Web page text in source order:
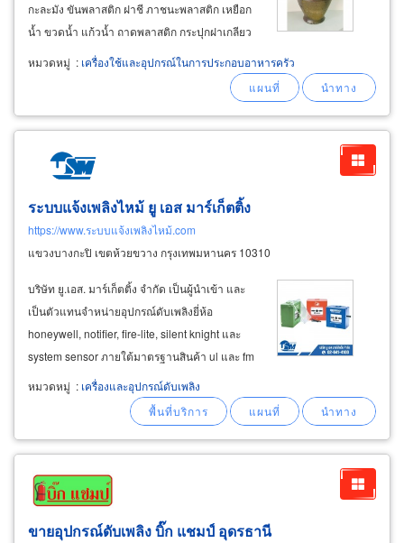
กะละมัง ขันพลาสติก ฝาชี ภาชนะพลาสติก เหยือก
น้ำ ขวดน้ำ แก้วน้ำ ถาดพลาสติก กระปุกฝาเกลียว
พลาสติก กล่องอเนกประสงค์ กระติกน้ำหูหิ้ว กระติก
ปิกนิก ถาดคว่ำจาน ชั้นวางของ เก้าอี้พลาสติกกลม
หมวดหมู่ : เครื่องใช้และอุปกรณ์ในการประกอบอาหารครัว
ระบบแจ้งเพลิงไหม้ ยู เอส มาร์เก็ตติ้ง
https://www.ระบบแจ้งเพลิงไหม้.com
แขวงบางกะปิ เขตห้วยขวาง กรุงเทพมหานคร 10310
บริษัท ยู.เอส. มาร์เก็ตติ้ง จำกัด เป็นผู้นำเข้า และ
เป็นตัวแทนจำหน่ายอุปกรณ์ดับเพลิงยี่ห้อ
honeywell, notifier, fire-lite, silent knight และ
system sensor ภายใต้มาตรฐานสินค้า ul และ fm
พร้อมบริการให้คำปรึกษา รับเหมางาน ออกแบบ
ติดตั้งระบบ โปรแกรมซอฟต์แวร์ บริการตรวจเช็ค
ระบบแจ้งเหตุเพลิงไหม้ บริการตรวจสอบระบบแจ้ง
เหตุเพลิงไหม้
หมวดหมู่ : เครื่องและอุปกรณ์ดับเพลิง
ขายอุปกรณ์ดับเพลิง บิ๊ก แชมป์ อุดรธานี